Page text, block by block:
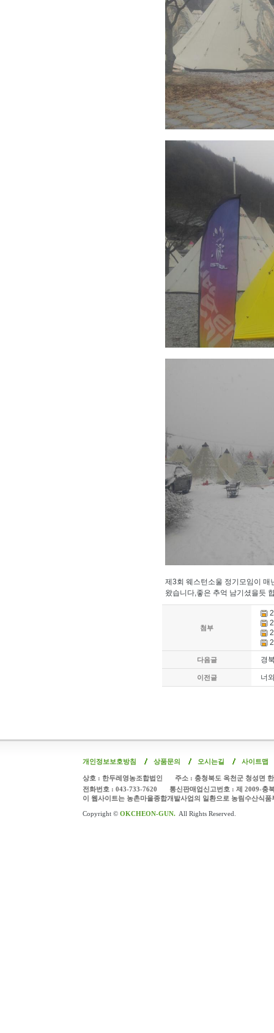
제3회 웨스턴소울 정기모임이 매
왔습니다,좋은 추억 남기셨을듯
첨부
다음글 경
이전글 너
개인정보보호방침 상품문의 오시는길 사이트맵
상호 : 한두레영농조합법인
주소 : 충청북도 옥천군 청성면
전화번호 : 043-733-7620
통신판매업신고번호 : 제 2009-충
이 웹사이트는 농촌마을종합개발사업의 일환으로 농림수산식
Copyright © OKCHEON-GUN. All Rights Reserved.